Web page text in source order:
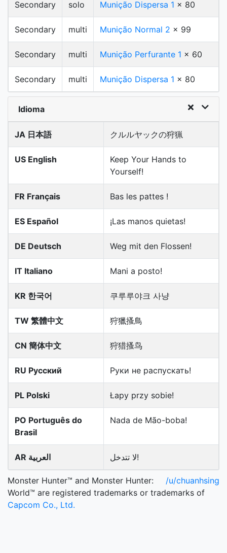
Secondary solo Munição Dispersa 1 x 80
Secondary multi Munição Normal 2 x 99
Secondary multi Munição Perfurante 1 x 60
Secondary multi Munição Dispersa 1 x 80
Idioma
JA 日本語 クルルヤックの狩猟
US English
Keep Your Hands to
Yourself!
FR Français Bas les pattes !
ES Español ¡Las manos quietas!
DE Deutsch Weg mit den Flossen!
IT Italiano Mani a posto!
KR 한국어 쿠루루야크 사냥
TW 繁體中文 狩獵搔鳥
CN 簡体中文 狩猎搔鸟
RU Русский Руки не распускать!
PL Polski Łapy przy sobie!
PO Português do
Brasil
Nada de Mão-boba!
AR العربية لا تتدخل!
/u/chuanhsing
Monster Hunter™ and Monster Hunter:
World™ are registered trademarks or trademarks of
Capcom Co., Ltd.